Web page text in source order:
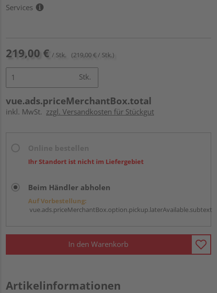
Services
219,00 € / Stk. (219,00 € / Stk.)
Stk.
vue.ads.priceMerchantBox.total
inkl. MwSt. zzgl. Versandkosten für Stückgut
Ihr Standort ist nicht im Liefergebiet
Beim Händler abholen
Auf Vorbestellung:
vue.ads.priceMerchantBox.option.pickup.laterAvailable.subtext
In den Warenkorb
Artikelinformationen